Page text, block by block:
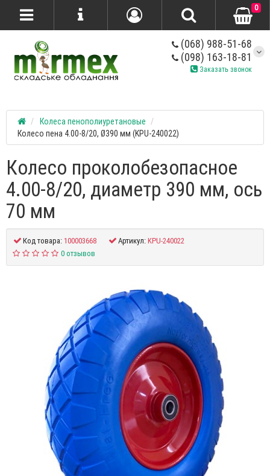
(068) 988-51-68
(098) 163-18-81
Заказать звонок
0
Колеса пенополиуретановые
Колесо пена 4.00-8/20, Ø390 мм (KPU-240022)
Колесо проколобезопасное
4.00-8/20, диаметр 390 мм, ось
70 мм
Код товара:100003668 Артикул:KPU-240022
0 отзывов